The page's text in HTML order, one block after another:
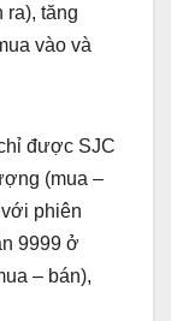
ra), tăng
vào và
được SJC
(mua –
phiên
9999 ở
– bán),